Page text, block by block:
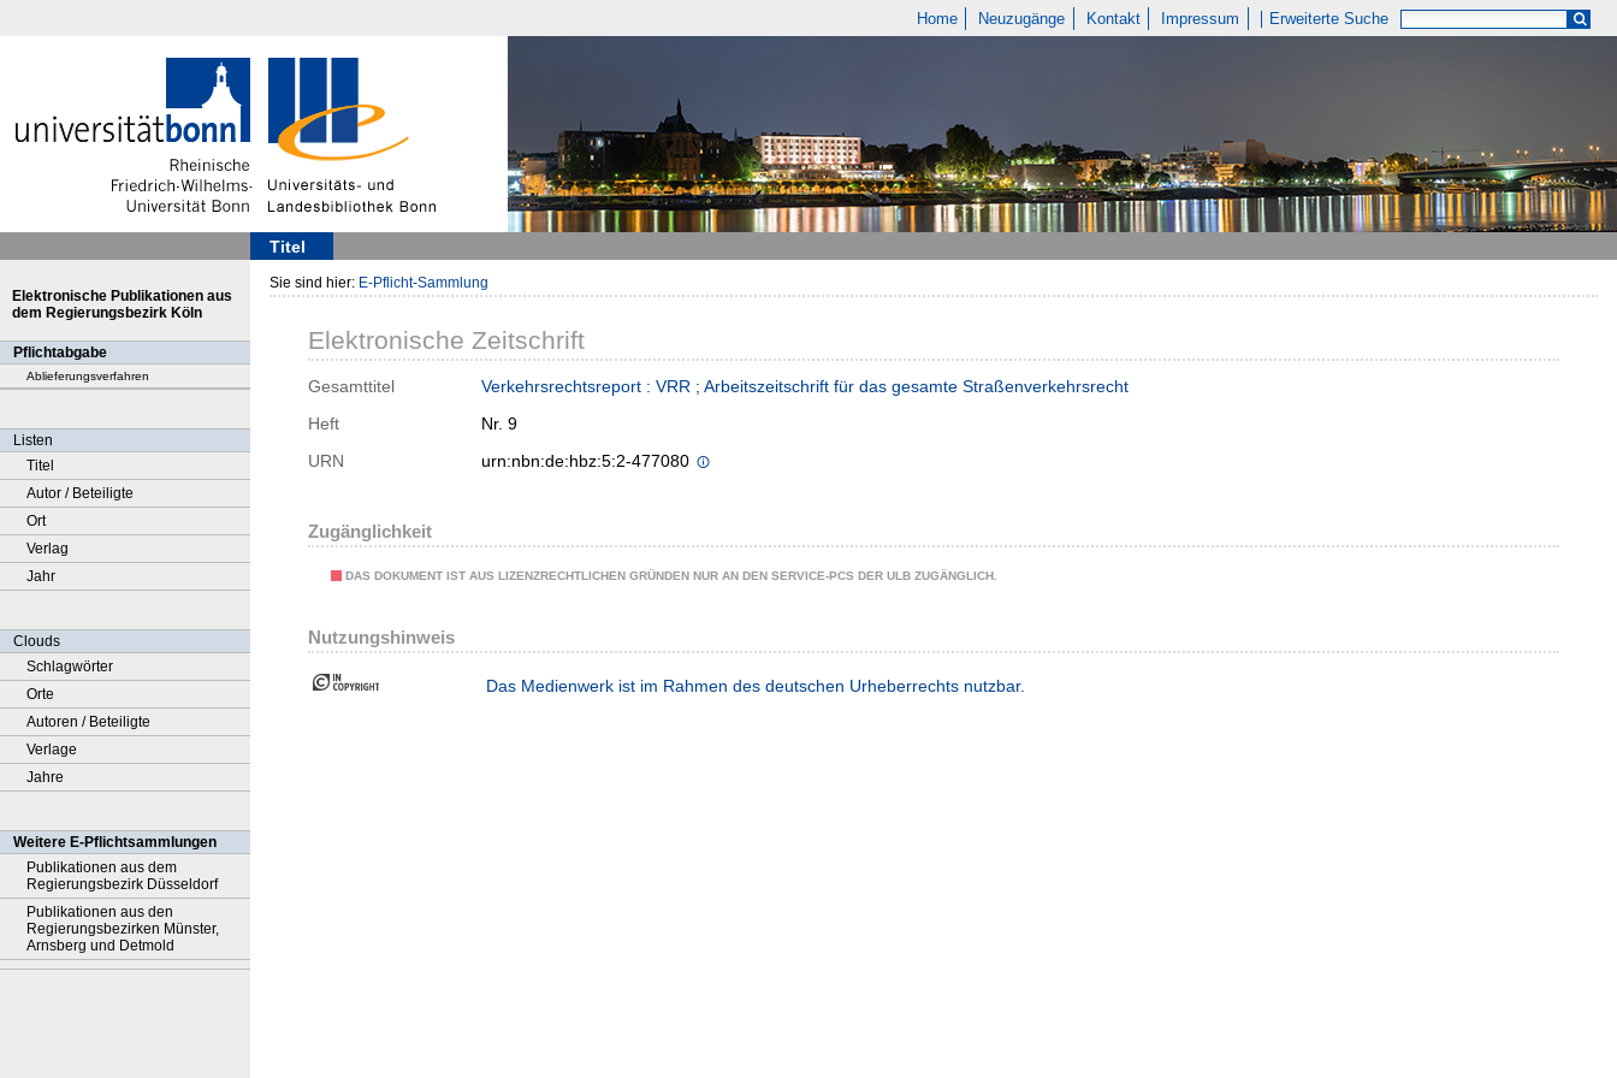
Home Neuzugänge Kontakt Impressum Erweiterte Suche
Titel
Elektronische Publikationen aus
dem Regierungsbezirk Köln
Pflichtabgabe
Ablieferungsverfahren
Listen
Titel
Autor / Beteiligte
Ort
Verlag
Jahr
Clouds
Schlagwörter
Orte
Autoren / Beteiligte
Verlage
Jahre
Weitere E-Pflichtsammlungen
Publikationen aus dem
Regierungsbezirk Düsseldorf
Publikationen aus den
Regierungsbezirken Münster,
Arnsberg und Detmold
Sie sind hier: E-Pflicht-Sammlung
Elektronische Zeitschrift
Gesamttitel
Verkehrsrechtsreport : VRR ; Arbeitszeitschrift für das gesamte Straßenverkehrsrecht
Heft
Nr. 9
URN
urn:nbn:de:hbz:5:2-477080
Zugänglichkeit
DAS DOKUMENT IST AUS LIZENZRECHTLICHEN GRÜNDEN NUR AN DEN SERVICE-PCS DER ULB ZUGÄNGLICH.
Nutzungshinweis
Das Medienwerk ist im Rahmen des deutschen Urheberrechts nutzbar.